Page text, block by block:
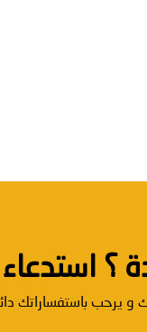
و يرحب باستفساراتك